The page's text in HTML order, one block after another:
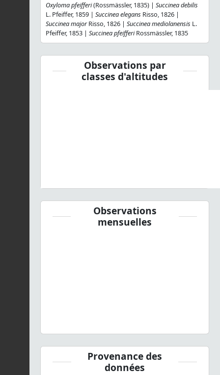
Oxyloma pfeifferi(Rossmässler, 1835) | Succinea debilis
L. Pfeiffer, 1859 | Succinea elegans Risso, 1826 |
Succinea majorRisso, 1826 | Succinea mediolanensis L.
Pfeiffer, 1853 | Succinea pfeifferiRossmässler, 1835
Observations par
classes d'altitudes
Observations
mensuelles
Provenance des
données